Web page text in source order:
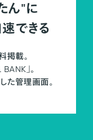
ん"に
できる
掲載。
」。
た管理画面。